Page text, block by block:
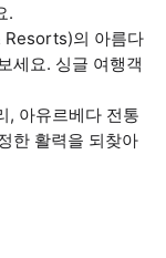
.
Resorts)의 아름다
세요. 싱글 여행객
, 아유르베다 전통
한 활력을 되찾아